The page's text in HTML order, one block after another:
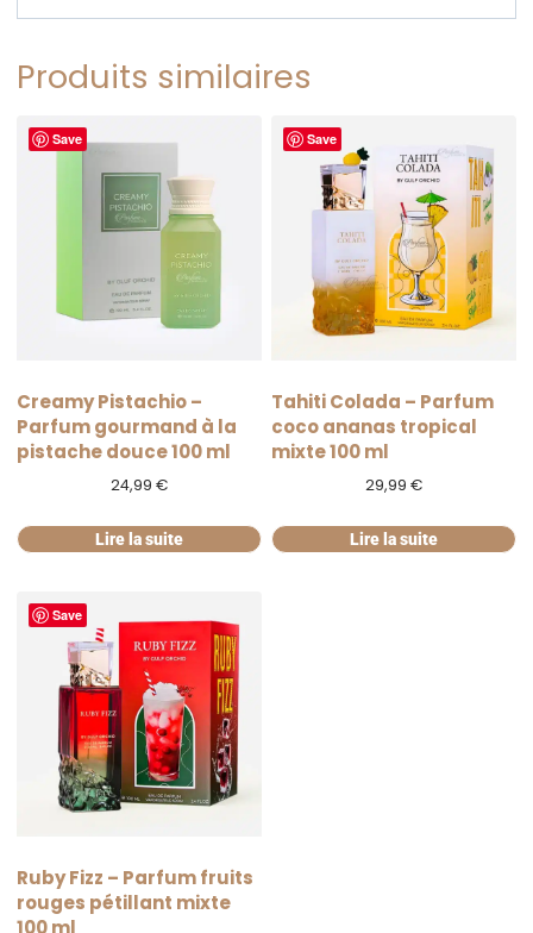
Produits similaires
Save
RUPTURE
Creamy Pistachio –
Parfum gourmand à la
pistache douce 100 ml
24,99 €
Lire la suite
Save
RUPTURE
Tahiti Colada – Parfum
coco ananas tropical
mixte 100 ml
29,99€
Lire la suite
Save
RUPTURE
Ruby Fizz – Parfum fruits
rouges pétillant mixte
100 ml